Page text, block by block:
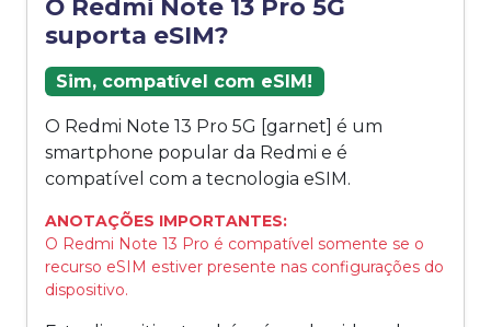
O Redmi Note 13 Pro 5G
suporta eSIM?
Sim, compatível com eSIM!
O Redmi Note 13 Pro 5G [garnet] é um
smartphone popular da Redmi e é
compatível com a tecnologia eSIM.
ANOTAÇÕES IMPORTANTES:
O Redmi Note 13 Pro é compatível somente se o
recurso eSIM estiver presente nas configurações do
dispositivo.